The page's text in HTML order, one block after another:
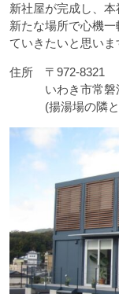
新社屋が完成し、本
新たな場所で心機
ていきたいと思いま
住所 〒972-8321
いわき市常磐湯
(揚湯場の隣と